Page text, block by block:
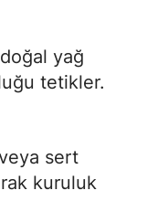
yağ
tetikler.
sert
kuruluk